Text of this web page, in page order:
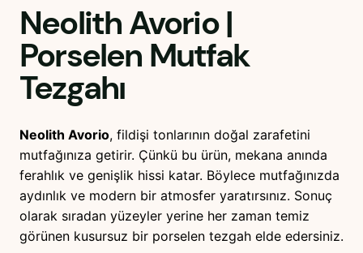
Neolith Avorio|
Porselen Mutfak
Tezgahı
Neolith Avorio, fildişi tonlarının doğal zarafetini
mutfağınıza getirir. Çünkü bu ürün, mekana anında
ferahlık ve genişlik hissi katar. Böylece mutfağınızda
aydınlık ve modern bir atmosfer yaratırsınız. Sonuç
olarak sıradan yüzeyler yerine her zaman temiz
görünen kusursuz bir porselen tezgah elde edersiniz.